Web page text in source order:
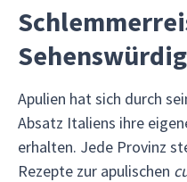
Apulien hat sich durch
Absatz Italiens ihre
erhalten. Jede Provinz
Rezepte zur apulischen